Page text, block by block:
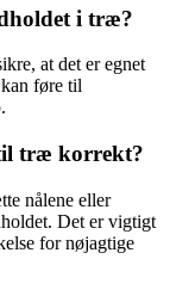
i træ?
at det er egnet
føre til
træ korrekt?
nålene eller
Det er vigtigt
for nøjagtige